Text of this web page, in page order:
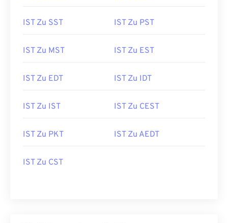
IST Zu SST IST Zu PST
IST Zu MST IST Zu EST
IST Zu EDT IST Zu IDT
IST Zu IST IST Zu CEST
IST Zu PKT IST Zu AEDT
IST Zu CST